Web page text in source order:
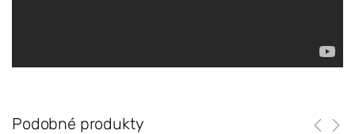
Podobné produkty